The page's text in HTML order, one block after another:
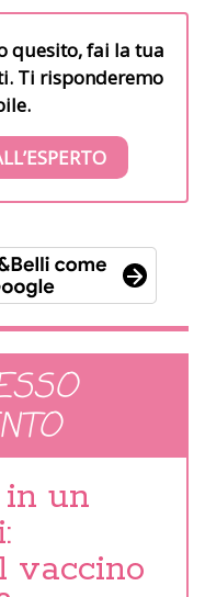
quesito, fai la tua
Ti risponderemo
un
vaccino